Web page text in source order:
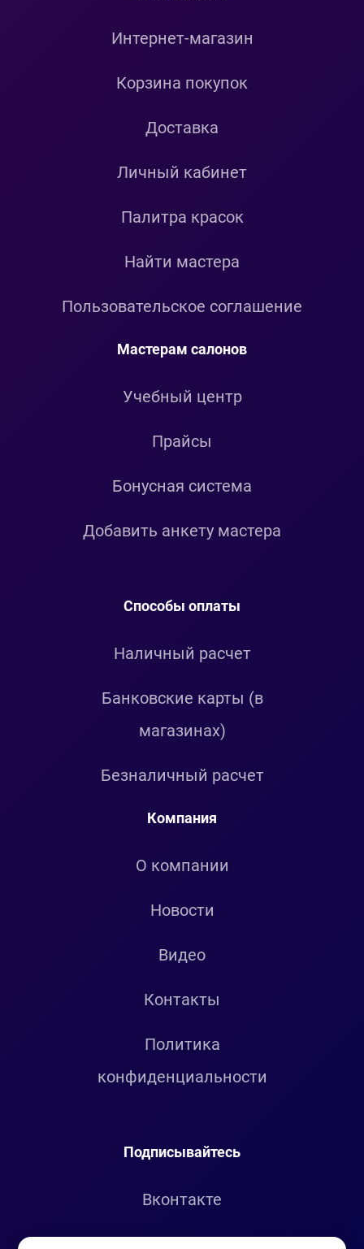
Интернет-магазин
Корзина покупок
Доставка
Личный кабинет
Палитра красок
Найти мастера
Пользовательское соглашение
Мастерам салонов
Учебный центр
Прайсы
Бонусная система
Добавить анкету мастера
Способы оплаты
Наличный расчет
Банковские карты (в
магазинах)
Безналичный расчет
Компания
О компании
Новости
Видео
Контакты
Политика
конфиденциальности
Подписывайтесь
Вконтакте